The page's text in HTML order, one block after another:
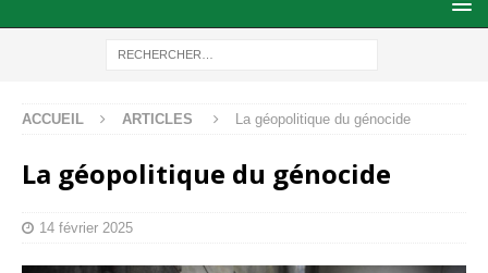
ACCUEIL ARTICLES La géopolitique du génocide
La géopolitique du génocide
14 février 2025